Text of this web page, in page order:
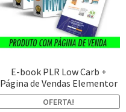
E-book PLR Low Carb +
Página de Vendas Elementor
OFERTA!